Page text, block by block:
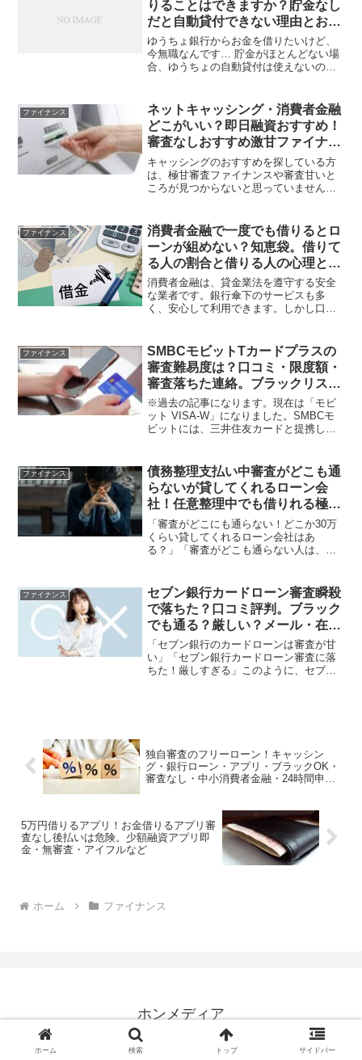
りることはできますか？貯金なし
だと自動貸付できない理由とお金
借りる方法を解説
ゆうちょ銀行からお金を借りたいけど、
今無職なんです… 貯金がほとんどない場
合、ゆうちょの自動貸付は使えないの？
や不安を抱えていませんか？ゆうちょ銀
行は、全国に多くの利...
ファイナンス
ネットキャッシング・消費者金融
どこがいい？即日融資おすすめ！
審査なしおすすめ激甘ファイナン
スは？
キャッシングのおすすめを探している方
は、極甘審査ファイナンスや審査甘いと
ころが見つからないと思っていません
んし、業者ごとに必ず審査が行われま
す。本記事では、キャッシング...
ファイナンス
消費者金融で一度でも借りるとロ
ーンが組めない？知恵袋。借りて
る人の割合と借りる人の心理と特
徴。住宅ローンなど
消費者金融は、貸金業法を遵守する安全
な業者です。銀行傘下のサービスも多
く、安心して利用できます。しかし口コ
ない」「会社にバレる」などネガティブ
な意見も少なくありません。...
ファイナンス
SMBCモビットTカードプラスの
審査難易度は？口コミ・限度額・
審査落ちた連絡。ブラックリス
ト・知恵袋など
※過去の記事になります。現在は「モビ
ット VISA-W」になりました。SMBCモ
ビットには、三井住友カードと提携した
います。このTカードプラス（SMBCモビ
ット N...
ファイナンス
債務整理支払い中審査がどこも通
らないが貸してくれるローン会
社！任意整理中でも借りれる極甘
ファイナンス。ローンが通らない
人の為のローン会社
「審査がどこにも通らない！どこか30万
くらい貸してくれるローン会社はあ
る？」「審査がどこも通らない人は、ど
お伝えすると、審査がどこにも通らない
が貸してくれるローン会社は...
ファイナンス
セブン銀行カードローン審査瞬殺
で落ちた？口コミ評判。ブラック
でも通る？厳しい？メール・在籍
確認あった。知恵袋・2chなど
「セブン銀行のカードローンは審査が甘
い」「セブン銀行カードローン審査に落
ちた！厳しすぎる」このように、セブン
独自審査のフリーローン！キャッシン
グ・銀行ローン・アプリ・ブラックOK・
審査なし・中小消費者金融・24時間申し
5万円借りるアプリ！お金借りるアプリ審
査なし後払いは危険。少額融資アプリ即
金・無審査・アイフルなど
ホーム ファイナンス
ホンメディア
© 2024 ホンメディア.
ホーム 検索 トップ サイドバー